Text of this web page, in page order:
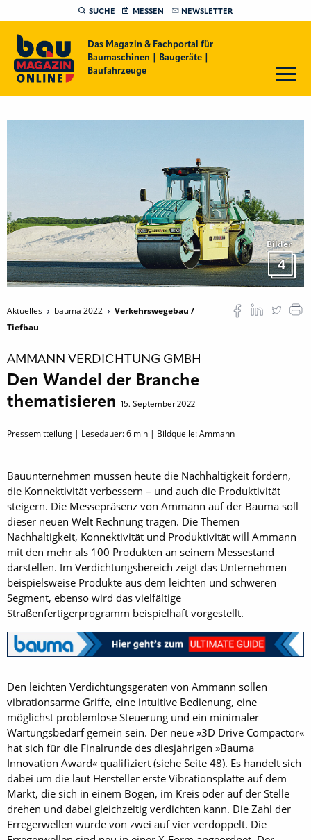
SUCHE MESSEN NEWSLETTER
Das Magazin & Fachportal für
Baumaschinen | Baugeräte |
Baufahrzeuge
Bilder
4
Aktuelles bauma 2022
Verkehrswegebau /
Tiefbau
AMMANN VERDICHTUNG GMBH
Den Wandel der Branche
thematisieren
15. September 2022
Pressemitteilung | Lesedauer:6 min | Bildquelle: Ammann
Bauunternehmen müssen heute die Nachhaltigkeit fördern,
die Konnektivität verbessern – und auch die Produktivität
steigern. Die Messepräsenz von Ammann auf der Bauma soll
dieser neuen Welt Rechnung tragen. Die Themen
Nachhaltigkeit, Konnektivität und Produktivität will Ammann
mit den mehr als 100 Produkten an seinem Messestand
darstellen. Im Verdichtungsbereich zeigt das Unternehmen
beispielsweise Produkte aus dem leichten und schweren
Segment, ebenso wird das vielfältige
Straßenfertigerprogramm beispielhaft vorgestellt.
Den leichten Verdichtungsgeräten von Ammann sollen
vibrationsarme Griffe, eine intuitive Bedienung, eine
möglichst problemlose Steuerung und ein minimaler
Wartungsbedarf gemein sein. Der neue »3D Drive Compactor«
hat sich für die Finalrunde des diesjährigen »Bauma
Innovation Award« qualifiziert (siehe Seite 48). Es handelt sich
dabei um die laut Hersteller erste Vibrationsplatte auf dem
Markt, die sich in einem Bogen, im Kreis oder auf der Stelle
drehen und dabei gleichzeitig verdichten kann. Die Zahl der
Erregerwellen wurde von zwei auf vier verdoppelt. Die